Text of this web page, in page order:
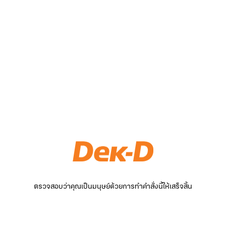
ตรวจสอบว่าคุณเป็นมนุษย์ด้วยการทำคำสั่งนี้ให้เสร็จสิ้น